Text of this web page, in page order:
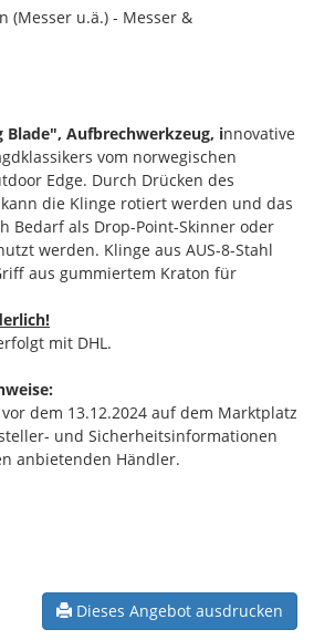
(Messer u.ä.) - Messer &
Blade", Aufbrechwerkzeug, innovative
vom norwegischen
Edge. Durch Drücken des
die Klinge rotiert werden und das
Bedarf als Drop-Point-Skinner oder
werden. Klinge aus AUS-8-Stahl
aus gummiertem Kraton für
mit DHL.
dem 13.12.2024 auf dem Marktplatz
und Sicherheitsinformationen
anbietenden Händler.
Dieses Angebot ausdrucken